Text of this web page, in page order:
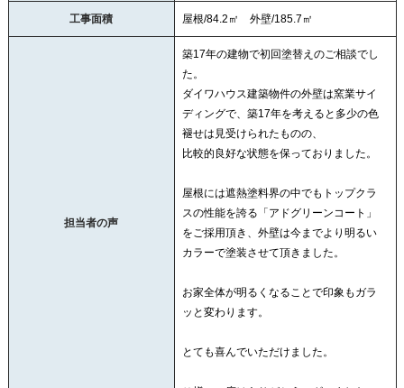
工事面積 屋根/84.2㎡ 外壁/185.7㎡
担当者の声
築17年の建物で初回塗替えのご相談でし
た。
ダイワハウス建築物件の外壁は窯業サイ
ディングで、築17年を考えると多少の色
褪せは見受けられたものの、
比較的良好な状態を保っておりました。
屋根には遮熱塗料界の中でもトップクラ
スの性能を誇る「アドグリーンコート」
をご採用頂き、外壁は今までより明るい
カラーで塗装させて頂きました。
お家全体が明るくなることで印象もガラ
ッと変わります。
とても喜んでいただけました。